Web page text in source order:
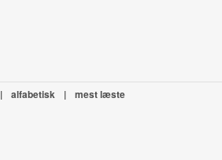
| alfabetisk | mest læste